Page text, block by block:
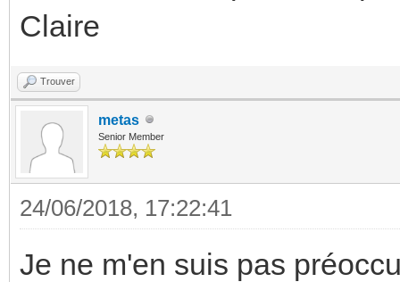
Claire
Trouver
metas
Senior Member
24/06/2018, 17:22:41
Je ne m'en suis pas